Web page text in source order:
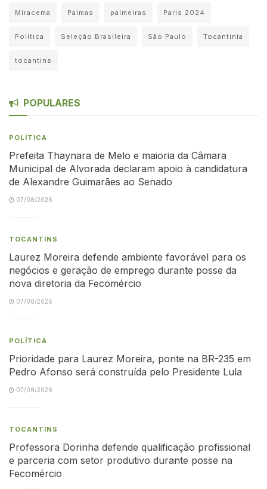
Miracema Palmas palmeiras Paris 2024
Política Seleção Brasileira São Paulo Tocantinia
tocantins
POPULARES
POLÍTICA
Prefeita Thaynara de Melo e maioria da Câmara
Municipal de Alvorada declaram apoio à candidatura
de Alexandre Guimarães ao Senado
07/08/2026
TOCANTINS
Laurez Moreira defende ambiente favorável para os
negócios e geração de emprego durante posse da
nova diretoria da Fecomércio
07/08/2026
POLÍTICA
Prioridade para Laurez Moreira, ponte na BR-235 em
Pedro Afonso será construída pelo Presidente Lula
07/08/2026
TOCANTINS
Professora Dorinha defende qualificação profissional
e parceria com setor produtivo durante posse na
Fecomércio